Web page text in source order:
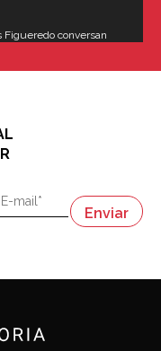
Figueredo conversan
es una desventaja"
es una desventaja"